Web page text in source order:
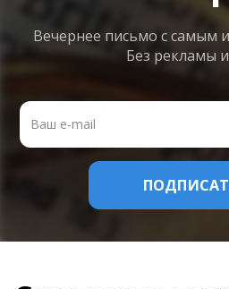
Вечернее письмо с самым
Без рекламы